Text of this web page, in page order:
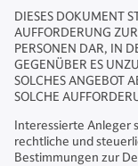
DIESES DOKUMENT
AUFFORDERUNG
PERSONEN DAR, IN
GEGENÜBER ES
SOLCHES ANGEBOT
SOLCHE
Interessierte Anleger
rechtliche und
Bestimmungen zur